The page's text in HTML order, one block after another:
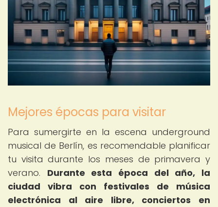
Mejores épocas para visitar
Para sumergirte en la escena underground
musical de Berlín, es recomendable planificar
tu visita durante los meses de primavera y
verano. Durante esta época del año, la
ciudad vibra con festivales de música
electrónica al aire libre, conciertos en